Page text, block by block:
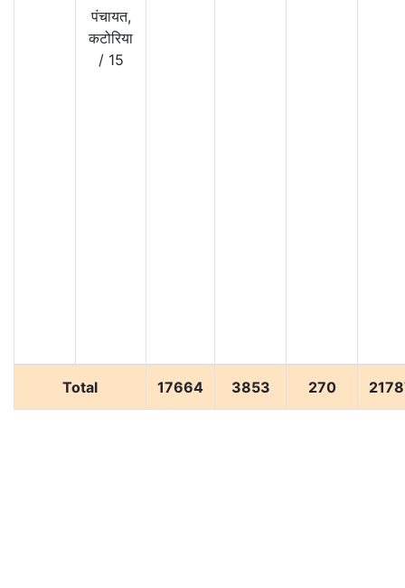
पंचायत,
कटोरिया
/ 15
Total 17664 3853 270